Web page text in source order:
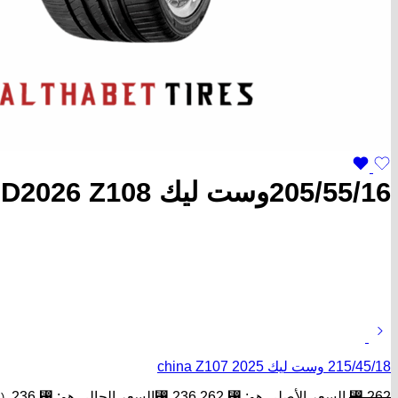
205/55/16وست ليك D2026 Z108
215/45/18 وست ليك china Z107 2025